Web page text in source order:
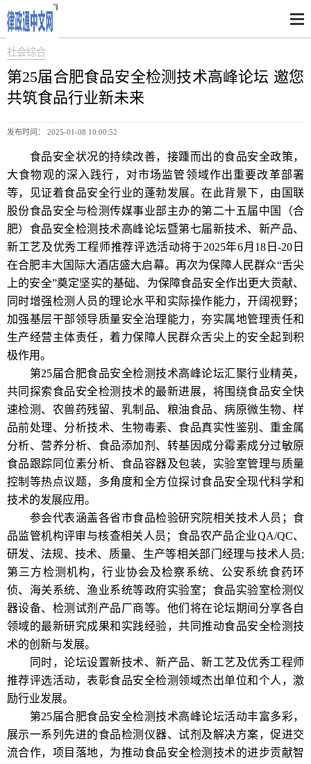
社会综合
第25届合肥食品安全检测技术高峰论坛 邀您
共筑食品行业新未来
发布时间： 2025-01-08 10:00:52
食品安全状况的持续改善，接踵而出的食品安全政策，
大食物观的深入践行，对市场监管领域作出重要改革部署
等，见证着食品安全行业的蓬勃发展。在此背景下，由国联
股份食品安全与检测传媒事业部主办的第二十五届中国（合
肥）食品安全检测技术高峰论坛暨第七届新技术、新产品、
新工艺及优秀工程师推荐评选活动将于2025年6月18日-20日
在合肥丰大国际大酒店盛大启幕。再次为保障人民群众“舌尖
上的安全”奠定坚实的基础、为保障食品安全作出更大贡献、
同时增强检测人员的理论水平和实际操作能力，开阔视野；
加强基层干部领导质量安全治理能力，夯实属地管理责任和
生产经营主体责任，着力保障人民群众舌尖上的安全起到积
极作用。
第25届合肥食品安全检测技术高峰论坛汇聚行业精英，
共同探索食品安全检测技术的最新进展，将围绕食品安全快
速检测、农兽药残留、乳制品、粮油食品、病原微生物、样
品前处理、分析技术、生物毒素、食品真实性鉴别、重金属
分析、营养分析、食品添加剂、转基因成分霉素成分过敏原
食品跟踪同位素分析、食品容器及包装，实验室管理与质量
控制等热点议题，多角度和全方位探讨食品安全现代科学和
技术的发展应用。
参会代表涵盖各省市食品检验研究院相关技术人员；食
品监管机构评审与核查相关人员；食品农产品企业QA/QC、
研发、法规、技术、质量、生产等相关部门经理与技术人员;
第三方检测机构，行业协会及检察系统、公安系统食药环
侦、海关系统、渔业系统等政府实验室；食品实验室检测仪
器设备、检测试剂产品厂商等。他们将在论坛期间分享各自
领域的最新研究成果和实践经验，共同推动食品安全检测技
术的创新与发展。
同时，论坛设置新技术、新产品、新工艺及优秀工程师
推荐评选活动，表彰食品安全检测领域杰出单位和个人，激
励行业发展。
第25届合肥食品安全检测技术高峰论坛活动丰富多彩，
展示一系列先进的食品检测仪器、试剂及解决方案，促进交
流合作，项目落地，为推动食品安全检测技术的进步贡献智